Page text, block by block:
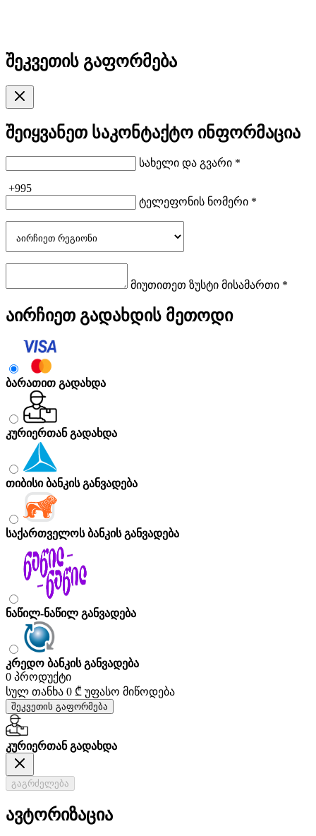
შეკვეთის გაფორმება
შეიყვანეთ საკონტაქტო ინფორმაცია
სახელი და გვარი *
+995
ტელეფონის ნომერი *
მიუთითეთ ზუსტი მისამართი *
აირჩიეთ გადახდის მეთოდი
ბარათით გადახდა
კურიერთან გადახდა
თიბისი ბანკის განვადება
საქართველოს ბანკის განვადება
ნაწილ-ნაწილ განვადება
კრედო ბანკის განვადება
0 პროდუქტი
სულ თანხა 0 ₾ უფასო მიწოდება
შეკვეთის გაფორმება
კურიერთან გადახდა
გაგრძელება
ავტორიზაცია